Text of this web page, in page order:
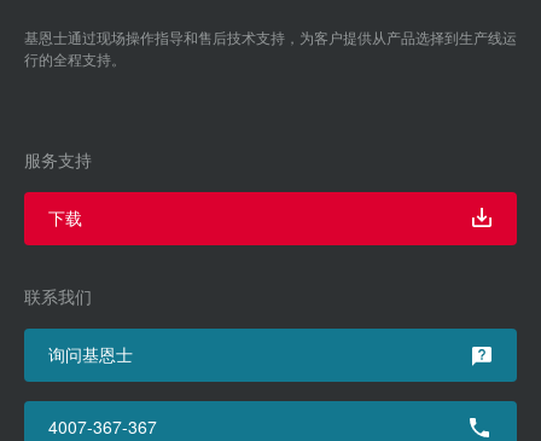
基恩士通过现场操作指导和售后技术支持，为客户提供从产品选择到生产线运
行的全程支持。
服务支持
下载
联系我们
询问基恩士
4007-367-367